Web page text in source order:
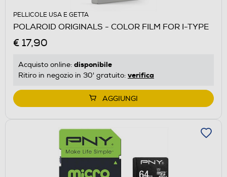
PELLICOLE USA E GETTA
POLAROID ORIGINALS - COLOR FILM FOR I-TYPE
€ 17,90
Acquisto online: disponibile
Ritiro in negozio in 30' gratuito: verifica
AGGIUNGI